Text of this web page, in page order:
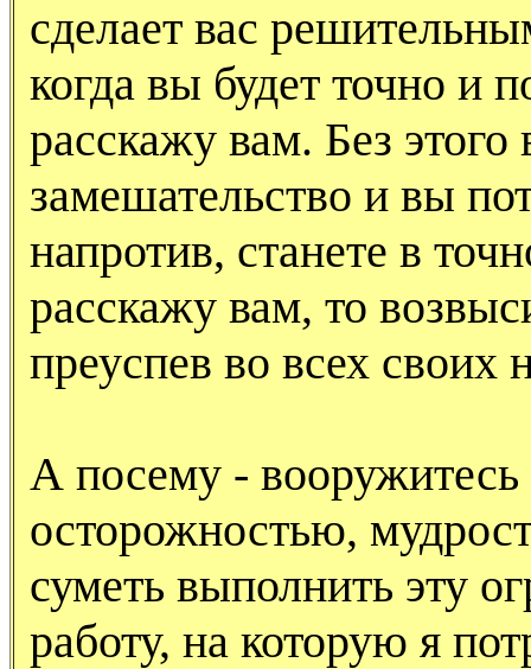
сделает вас
когда вы будет точно и
расскажу вам. Без этого
замешательство и вы
напротив, станете в
расскажу вам, то
преуспев во всех своих
А посему -
осторожностью,
суметь выполнить эту
работу, на которую я